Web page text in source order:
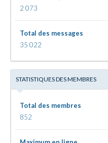
2 073
Total des messages
35 022
STATISTIQUES DES MEMBRES
Total des membres
852